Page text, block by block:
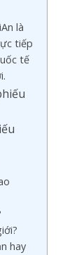
là
tiếp
tế
hay